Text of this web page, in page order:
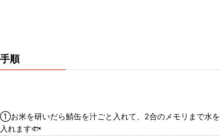
手順
①お米を研いだら鯖缶を汁ごと入れて、2合のメモリまで水を
入れます🐟